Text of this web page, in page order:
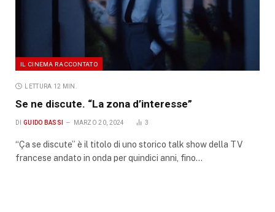
IL CINEMA RACCONTATO
LETTURA 12 MIN.
Se ne discute. “La zona d’interesse”
DI GUIDO BASSI MARZO 20, 2024 3
“Ça se discute” è il titolo di uno storico talk show della TV
francese andato in onda per quindici anni, fino…